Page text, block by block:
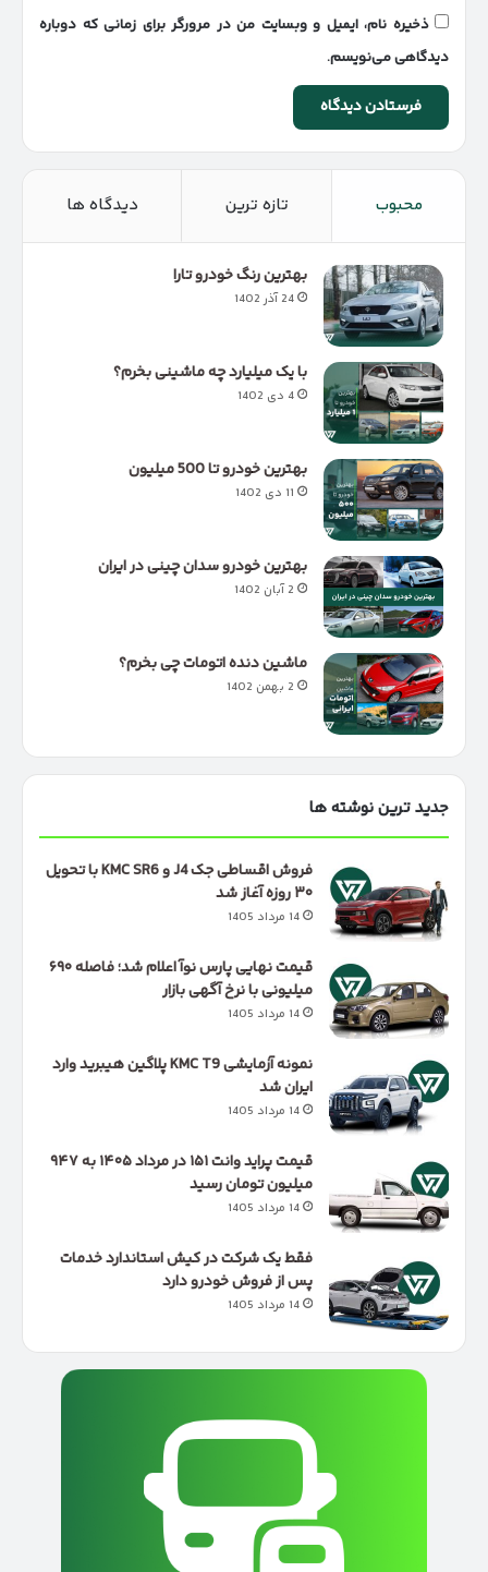
ذخیره نام، ایمیل و وبسایت من در مرورگر برای زمانی که دوباره
دیدگاهی می‌نویسم.
محبوب تازه ترین دیدگاه ها
بهترین رنگ خودرو تارا
24 آذر 1402
با یک میلیارد چه ماشینی بخرم؟
4 دی 1402
بهترین خودرو تا 500 میلیون
11 دی 1402
بهترین خودرو سدان چینی در ایران
2 آبان 1402
ماشین دنده اتومات چی بخرم؟
2 بهمن 1402
جدید ترین نوشته ها
فروش اقساطی جک J4 و KMC SR6 با تحویل
۳۰ روزه آغاز شد
14 مرداد 1405
قیمت نهایی پارس نوآ اعلام شد؛ فاصله ۶۹۰
میلیونی با نرخ آگهی بازار
14 مرداد 1405
نمونه آزمایشی KMC T9 پلاگین هیبرید وارد
ایران شد
14 مرداد 1405
قیمت پراید وانت ۱۵۱ در مرداد ۱۴۰۵ به ۹۴۷
میلیون تومان رسید
14 مرداد 1405
فقط یک شرکت در کیش استاندارد خدمات
پس از فروش خودرو دارد
14 مرداد 1405